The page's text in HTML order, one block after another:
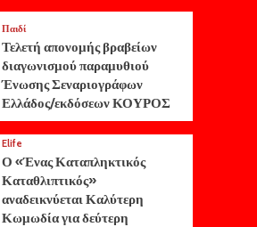
Παιδί
Τελετή απονομής βραβείων
διαγωνισμού παραμυθιού
Ένωσης Σεναριογράφων
Ελλάδος/εκδόσεων ΚΟΥΡΟΣ
Elife
Ο «Ένας Καταπληκτικός
Καταθλιπτικός»
αναδεικνύεται Καλύτερη
Κωμωδία για δεύτερη